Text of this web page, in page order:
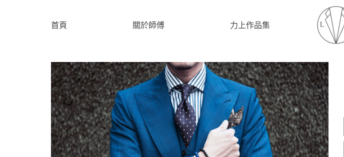
首頁 關於師傅 力上作品集